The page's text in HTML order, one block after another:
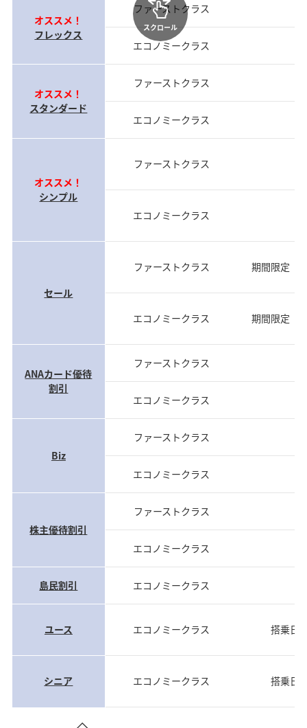
オススメ！
フレックス
ファーストクラス
エコノミークラス
オススメ！
スタンダード
ファーストクラス
エコノミークラス
オススメ！
シンプル
ファーストクラス
エコノミークラス
セール
ファーストクラス 期間限定（
エコノミークラス 期間限定（
ANAカード優待
割引
ファーストクラス
エコノミークラス
Biz
ファーストクラス
エコノミークラス
株主優待割引
ファーストクラス
エコノミークラス
島民割引 エコノミークラス
ユース エコノミークラス 搭乗日
シニア エコノミークラス 搭乗日
スクロール